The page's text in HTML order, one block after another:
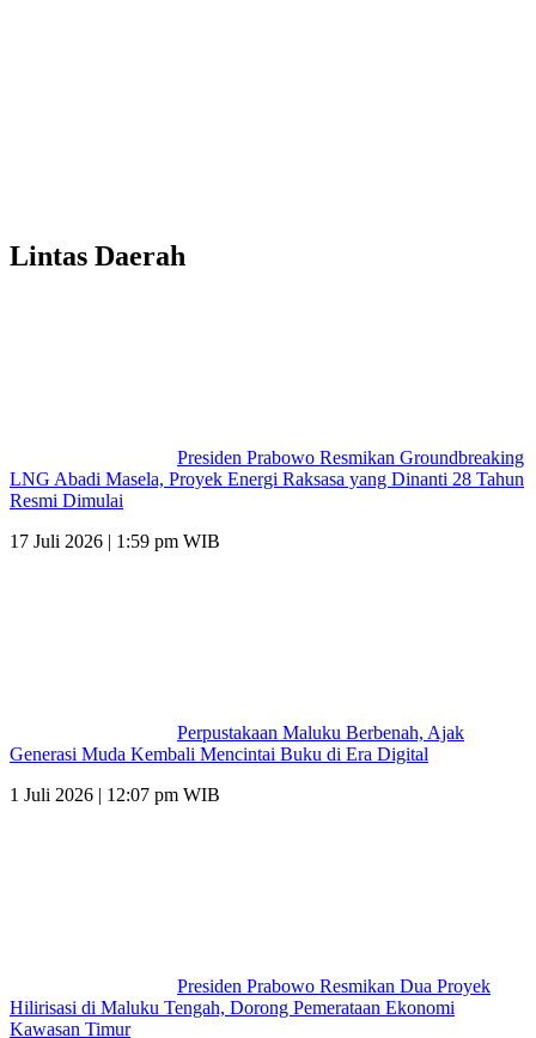
Lintas Daerah
Presiden Prabowo Resmikan Groundbreaking
LNG Abadi Masela, Proyek Energi Raksasa yang Dinanti 28 Tahun
Resmi Dimulai
17 Juli 2026 | 1:59 pm WIB
Perpustakaan Maluku Berbenah, Ajak
Generasi Muda Kembali Mencintai Buku di Era Digital
1 Juli 2026 | 12:07 pm WIB
Presiden Prabowo Resmikan Dua Proyek
Hilirisasi di Maluku Tengah, Dorong Pemerataan Ekonomi
Kawasan Timur